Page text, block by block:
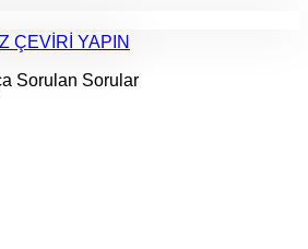
ÇEVİRİ YAPIN
Sorulan Sorular